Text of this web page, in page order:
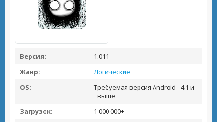
Версия:
1.011
Жанр:
Логические
OS:
Требуемая версия Android - 4.1 и
выше
Загрузок:
1 000 000+